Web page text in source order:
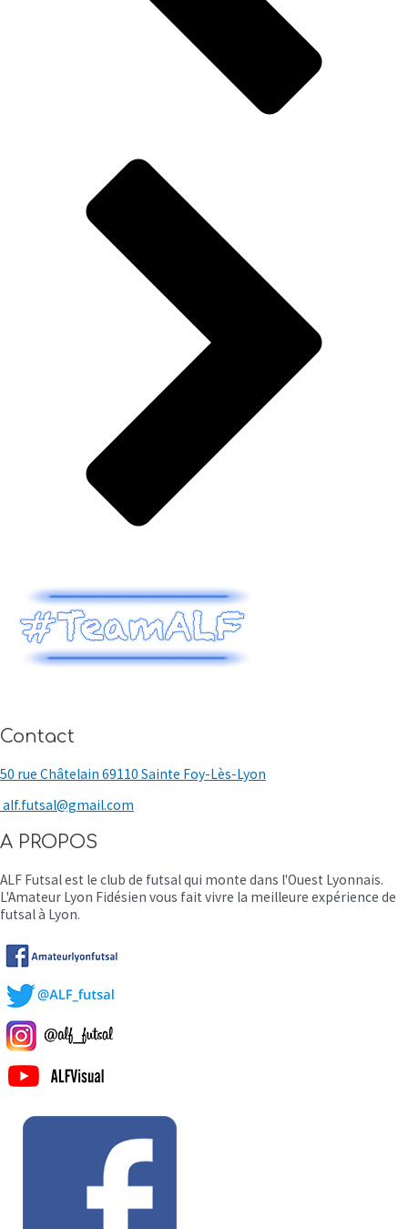
Contact
50 rue Châtelain 69110 Sainte Foy-Lès-Lyon
alf.futsal@gmail.com
A PROPOS
ALF Futsal est le club de futsal qui monte dans l'Ouest Lyonnais.
L'Amateur Lyon Fidésien vous fait vivre la meilleure expérience de
futsal à Lyon.